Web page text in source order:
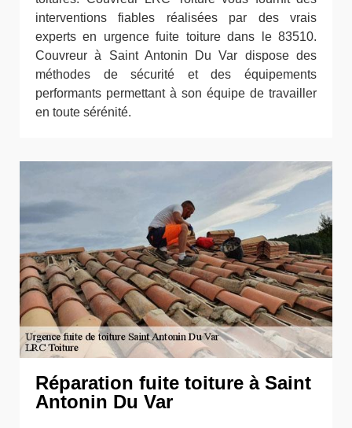
interventions fiables réalisées par des vrais
experts en urgence fuite toiture dans le 83510.
Couvreur à Saint Antonin Du Var dispose des
méthodes de sécurité et des équipements
performants permettant à son équipe de travailler
en toute sérénité.
Réparation fuite toiture à Saint
Antonin Du Var